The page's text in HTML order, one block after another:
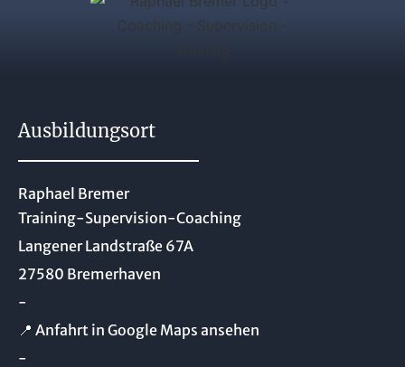
Ausbildungsort
Raphael Bremer
Training-Supervision-Coaching
Langener Landstraße 67A
27580 Bremerhaven
-
📍 Anfahrt in Google Maps ansehen
-